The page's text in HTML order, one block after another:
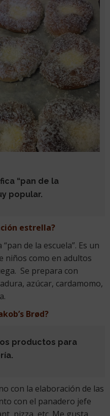
“pan de la
popular.
estrella?
de la escuela”. Es un
niños como en adultos
Se prepara con
azúcar, cardamomo,
Brød?
productos para
con la elaboración de las
con el panadero jefe